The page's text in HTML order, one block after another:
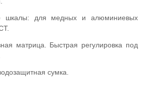
шкалы: для медных и алюминиевых
матрица. Быстрая регулировка под
сумка.